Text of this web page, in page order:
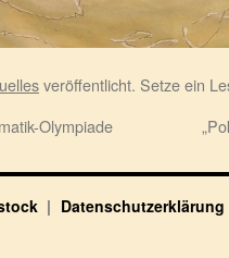
veröffentlicht. Setze ein
Olympiade
Datenschutzerklärung